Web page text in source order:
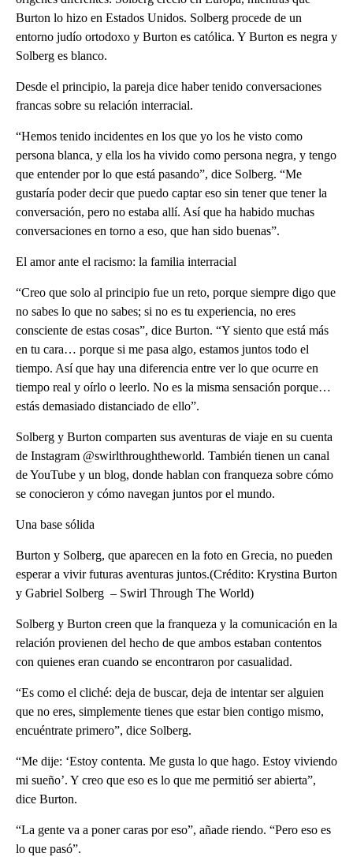
Burton lo hizo en Estados Unidos. Solberg procede de un
entorno judío ortodoxo y Burton es católica. Y Burton es negra y
Solberg es blanco.
Desde el principio, la pareja dice haber tenido conversaciones
francas sobre su relación interracial.
“Hemos tenido incidentes en los que yo los he visto como
persona blanca, y ella los ha vivido como persona negra, y tengo
que entender por lo que está pasando”, dice Solberg. “Me
gustaría poder decir que puedo captar eso sin tener que tener la
conversación, pero no estaba allí. Así que ha habido muchas
conversaciones en torno a eso, que han sido buenas”.
El amor ante el racismo: la familia interracial
“Creo que solo al principio fue un reto, porque siempre digo que
no sabes lo que no sabes; si no es tu experiencia, no eres
consciente de estas cosas”, dice Burton. “Y siento que está más
en tu cara… porque si me pasa algo, estamos juntos todo el
tiempo. Así que hay una diferencia entre ver lo que ocurre en
tiempo real y oírlo o leerlo. No es la misma sensación porque…
estás demasiado distanciado de ello”.
Solberg y Burton comparten sus aventuras de viaje en su cuenta
de Instagram @swirlthroughtheworld. También tienen un canal
de YouTube y un blog, donde hablan con franqueza sobre cómo
se conocieron y cómo navegan juntos por el mundo.
Una base sólida
Burton y Solberg, que aparecen en la foto en Grecia, no pueden
esperar a vivir futuras aventuras juntos.(Crédito: Krystina Burton
y Gabriel Solberg – Swirl Through The World)
Solberg y Burton creen que la franqueza y la comunicación en la
relación provienen del hecho de que ambos estaban contentos
con quienes eran cuando se encontraron por casualidad.
“Es como el cliché: deja de buscar, deja de intentar ser alguien
que no eres, simplemente tienes que estar bien contigo mismo,
encuéntrate primero”, dice Solberg.
“Me dije: ‘Estoy contenta. Me gusta lo que hago. Estoy viviendo
mi sueño’. Y creo que eso es lo que me permitió ser abierta”,
dice Burton.
“La gente va a poner caras por eso”, añade riendo. “Pero eso es
lo que pasó”.